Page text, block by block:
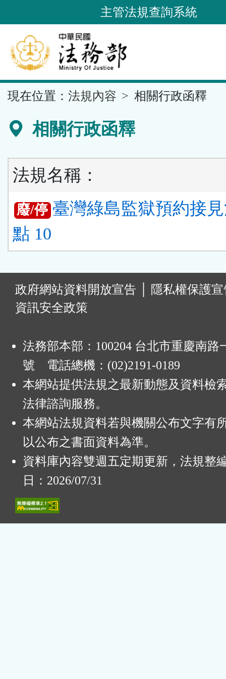
到
要
內
容
區
主管法規查詢系統
現在位置： 法規內容 相關行政函釋
相關行政函釋
法規名稱：
廢/停 臺灣綠島監獄預約接
點 10
政府網站資料開放宣告
隱私權保護
資訊安全政策
法務部本部：100204 台北市重慶南路
號 電話總機：(02)2191-0189
本網站提供法規之最新動態及資料檢
法律諮詢服務。
本網站法規資料若與機關公布文字有
以公布之書面資料為準。
資料庫內容雙週五定期更新，法規整
日：2026/07/31